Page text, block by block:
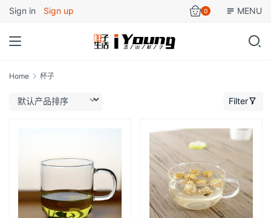
Sign in Sign up 0 MENU
Home 杯子
Filter